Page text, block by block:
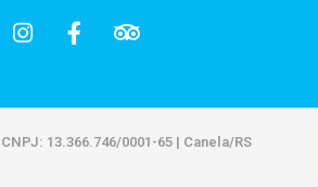
CNPJ: 13.366.746/0001-65 | Canela/RS